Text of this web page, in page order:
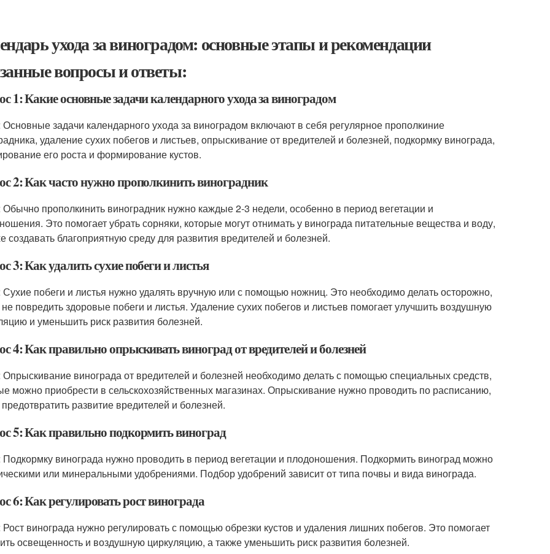
ухода за виноградом: основные этапы и рекомендации
вопросы и ответы:
1: Какие основные задачи календарного ухода за виноградом
Основные задачи календарного ухода за виноградом включают в себя регулярное прополкиние
удаление сухих побегов и листьев, опрыскивание от вредителей и болезней, подкормку винограда,
его роста и формирование кустов.
2: Как часто нужно прополкинить виноградник
Обычно прополкинить виноградник нужно каждые 2-3 недели, особенно в период вегетации и
Это помогает убрать сорняки, которые могут отнимать у винограда питательные вещества и воду,
создавать благоприятную среду для развития вредителей и болезней.
3: Как удалить сухие побеги и листья
Сухие побеги и листья нужно удалять вручную или с помощью ножниц. Это необходимо делать осторожно,
повредить здоровые побеги и листья. Удаление сухих побегов и листьев помогает улучшить воздушную
и уменьшить риск развития болезней.
4: Как правильно опрыскивать виноград от вредителей и болезней
Опрыскивание винограда от вредителей и болезней необходимо делать с помощью специальных средств,
можно приобрести в сельскохозяйственных магазинах. Опрыскивание нужно проводить по расписанию,
развитие вредителей и болезней.
5: Как правильно подкормить виноград
Подкормку винограда нужно проводить в период вегетации и плодоношения. Подкормить виноград можно
или минеральными удобрениями. Подбор удобрений зависит от типа почвы и вида винограда.
6: Как регулировать рост винограда
Рост винограда нужно регулировать с помощью обрезки кустов и удаления лишних побегов. Это помогает
освещенность и воздушную циркуляцию, а также уменьшить риск развития болезней.